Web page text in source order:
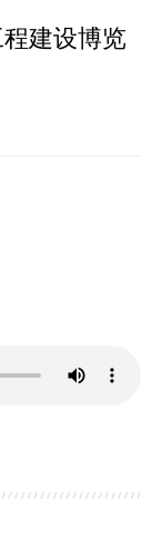
程建设博览